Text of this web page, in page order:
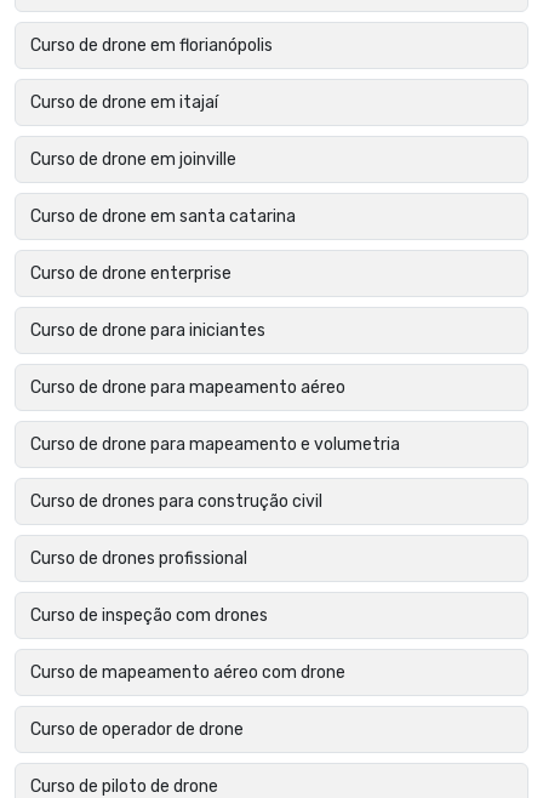
Curso de drone em florianópolis
Curso de drone em itajaí
Curso de drone em joinville
Curso de drone em santa catarina
Curso de drone enterprise
Curso de drone para iniciantes
Curso de drone para mapeamento aéreo
Curso de drone para mapeamento e volumetria
Curso de drones para construção civil
Curso de drones profissional
Curso de inspeção com drones
Curso de mapeamento aéreo com drone
Curso de operador de drone
Curso de piloto de drone